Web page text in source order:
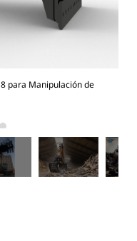
para Manipulación de